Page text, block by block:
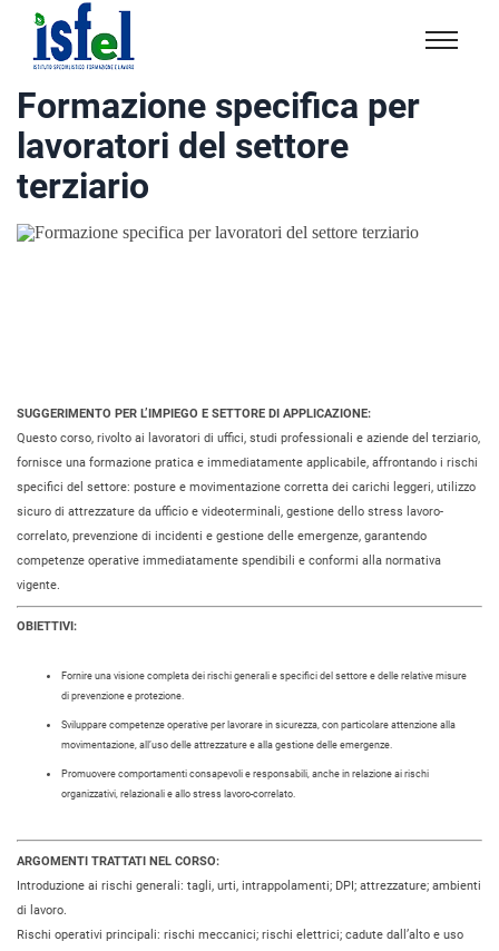
Isfel
Istituto
specialistico
formazione
e
lavoro
Formazione specifica per
lavoratori del settore
terziario
SUGGERIMENTO PER L’IMPIEGO E SETTORE DI APPLICAZIONE:
Questo corso, rivolto ai lavoratori di uffici, studi professionali e aziende del terziario,
fornisce una formazione pratica e immediatamente applicabile, affrontando i rischi
specifici del settore: posture e movimentazione corretta dei carichi leggeri, utilizzo
sicuro di attrezzature da ufficio e videoterminali, gestione dello stress lavoro-
correlato, prevenzione di incidenti e gestione delle emergenze, garantendo
competenze operative immediatamente spendibili e conformi alla normativa
vigente.
OBIETTIVI:
Fornire una visione completa dei rischi generali e specifici del settore e delle relative misure
di prevenzione e protezione.
Sviluppare competenze operative per lavorare in sicurezza, con particolare attenzione alla
movimentazione, all’uso delle attrezzature e alla gestione delle emergenze.
Promuovere comportamenti consapevoli e responsabili, anche in relazione ai rischi
organizzativi, relazionali e allo stress lavoro-correlato.
ARGOMENTI TRATTATI NEL CORSO:
Introduzione ai rischi generali: tagli, urti, intrappolamenti; DPI; attrezzature; ambienti
di lavoro.
Rischi operativi principali: rischi meccanici; rischi elettrici; cadute dall’alto e uso